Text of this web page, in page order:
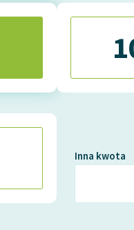
Inna kwota